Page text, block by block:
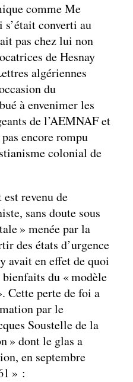
comme Me
converti au
pas chez lui non
de Hesnay
algériennes
du
à envenimer les
de l’AEMNAF et
encore rompu
colonial de
revenu de
sans doute sous
» menée par la
des états d’urgence
avait en effet de quoi
du « modèle
Cette perte de foi a
par le
Soustelle de la
» dont le glas a
en septembre
» :